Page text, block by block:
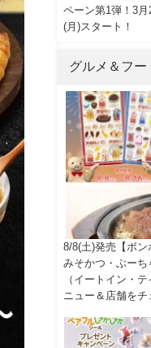
ペーン第1弾！3月
(月)スタート！
グルメ＆フー
8/8(土)発売【ボン
みそかつ・ぶー
（イートイン・
ニュー＆店舗をチ